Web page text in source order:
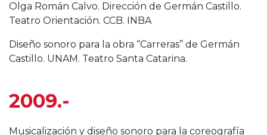
Olga Román Calvo. Dirección de Germán Castillo.
Teatro Orientación. CCB. INBA
Diseño sonoro para la obra “Carreras” de Germán
Castillo. UNAM. Teatro Santa Catarina.
2009.-
Musicalización y diseño sonoro para la coreografía